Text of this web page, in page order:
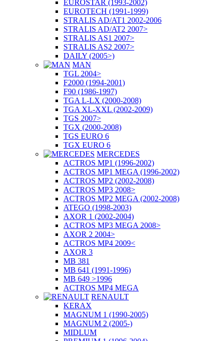
EUROSTAR (1993-2002)
EUROTECH (1991-1999)
STRALIS AD/AT1 2002-2006
STRALIS AD/AT2 2007>
STRALIS AS1 2007>
STRALIS AS2 2007>
DAILY (2005>)
MAN
TGL 2004>
F2000 (1994-2001)
F90 (1986-1997)
TGA L-LX (2000-2008)
TGA XL-XXL (2002-2009)
TGS 2007>
TGX (2000-2008)
TGS EURO 6
TGX EURO 6
MERCEDES
ACTROS MP1 (1996-2002)
ACTROS MP1 MEGA (1996-2002)
ACTROS MP2 (2002-2008)
ACTROS MP3 2008>
ACTROS MP2 MEGA (2002-2008)
ATEGO (1998-2003)
AXOR 1 (2002-2004)
ACTROS MP3 MEGA 2008>
AXOR 2 2004>
ACTROS MP4 2009<
AXOR 3
MB 381
MB 641 (1991-1996)
MB 649 >1996
ACTROS MP4 MEGA
RENAULT
KERAX
MAGNUM 1 (1990-2005)
MAGNUM 2 (2005-)
MIDLUM